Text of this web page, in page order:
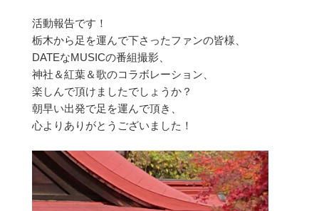
活動報告です！
栃木から足を運んで下さったファンの皆様、
DATEなMUSICの番組撮影、
神社＆紅葉＆歌のコラボレーション、
楽しんで頂けましたでしょうか？
朝早い出発で足を運んで頂き、
心よりありがとうございました！